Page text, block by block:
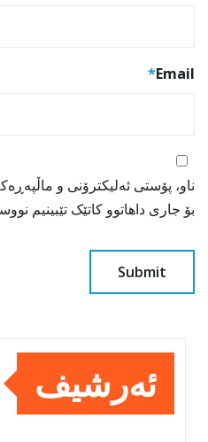
Email
*
ناو، پۆستی ئەلیکترۆنی و
بۆ جاری داهاتوو کاتێک تێبینیم
ئەرشیف